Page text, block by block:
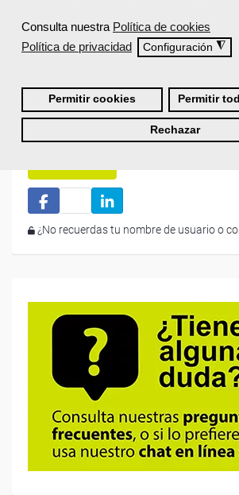
Consulta nuestra Política de cookies
Política de privacidad
Configuración ◮
Permitir cookies Permitir
Rechazar
¿No recuerdas tu nombre de usuario o